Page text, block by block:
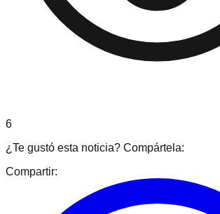
6
¿Te gustó esta noticia? Compártela:
Compartir: